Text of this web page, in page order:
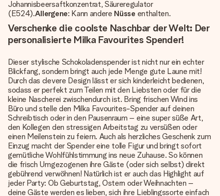
Johannisbeersaftkonzentrat, Säureregulator
(E524).Allergene: Kann andere Nüsse enthalten.
Verschenke die coolste Naschbar der Welt: Der
personalisierte Milka Favourites Spender!
Dieser stylische Schokoladenspender ist nicht nur ein echter
Blickfang, sondern bringt auch jede Menge gute Laune mit!
Durch das clevere Design lässt er sich kinderleicht bedienen,
sodass er perfekt zum Teilen mit den Liebsten oder für die
kleine Nascherei zwischendurch ist. Bring frischen Wind ins
Büro und stelle den Milka Favourites-Spender auf deinen
Schreibtisch oder in den Pausenraum – eine super süße Art,
den Kollegen den stressigen Arbeitstag zu versüßen oder
einen Meilenstein zu feiern. Auch als herzliches Geschenk zum
Einzug macht der Spender eine tolle Figur und bringt sofort
gemütliche Wohlfühlstimmung ins neue Zuhause. So können
die frisch Umgezogenen ihre Gäste (oder sich selbst) direkt
gebührend verwöhnen! Natürlich ist er auch das Highlight auf
jeder Party: Ob Geburtstag, Ostern oder Weihnachten –
deine Gäste werden es lieben, sich ihre Lieblingssorte einfach